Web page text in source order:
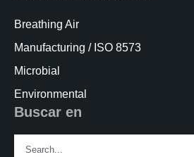
Breathing Air
Manufacturing / ISO 8573
Microbial
Environmental
Buscar en
Search